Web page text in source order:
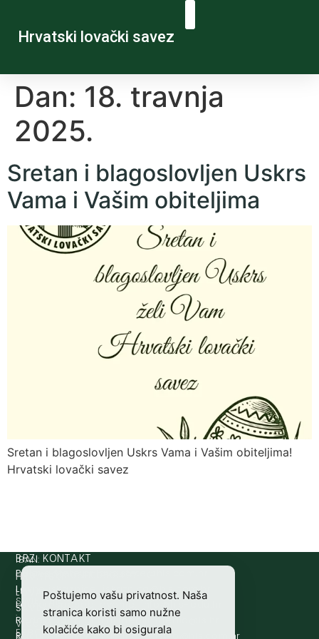
Hrvatski lovački savez
Dan: 18. travnja
2025.
Sretan i blagoslovljen Uskrs
Vama i Vašim obiteljima
Sretan i blagoslovljen Uskrs Vama i Vašim obiteljima!
Hrvatski lovački savez
HRVATSKI
LOVAČKI
SAVEZ
Vladimira
IBAN:
HR8124020061100501497
SWIFT/BIC
:
ESBCHR22
BRZI KONTAKT
Prijava štete:
Lovne iskaznice:
rh.moc.slh
@acinzaksi
Lovno osposobljavanje:
rh.ude-slh
@ofni
Redakcija/ digitalni mediji:@aidem
Računovodstvo:
rh.moc.slh
@ovtsdovonucar
Poštujemo vašu privatnost. Naša
stranica koristi samo nužne
kolačiće kako bi osigurala